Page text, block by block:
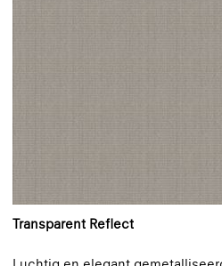
Transparent Reflect